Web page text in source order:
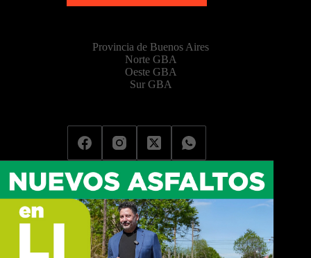
Provincia de Buenos Aires
Norte GBA
Oeste GBA
Sur GBA